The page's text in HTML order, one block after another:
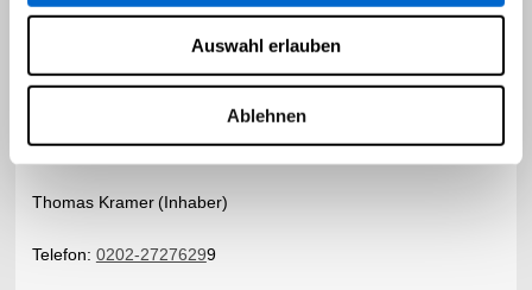
Auswahl erlauben
Ablehnen
AGB
Makeln aus Leidenschaft..!
Thomas Kramer(Inhaber)
Telefon: 0202-27276299